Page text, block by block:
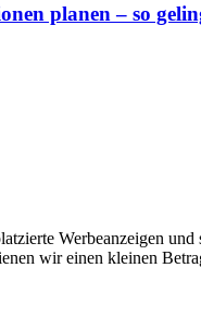
planen – so
Werbeanzeigen
wir einen kleinen